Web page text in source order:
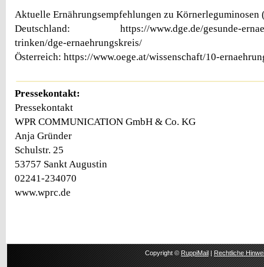
Aktuelle Ernährungsempfehlungen zu Körnerleguminosen
Deutschland: https://www.dge.de/gesunde-
trinken/dge-ernaehrungskreis/
Österreich: https://www.oege.at/wissenschaft/10-
Pressekontakt:
Pressekontakt
WPR COMMUNICATION GmbH & Co. KG
Anja Gründer
Schulstr. 25
53757 Sankt Augustin
02241-234070
www.wprc.de
Copyright ©RuppiMail|Rechtliche